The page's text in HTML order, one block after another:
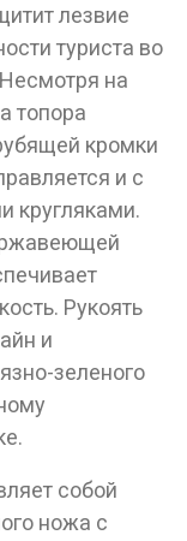
лезвие
туриста во
на
топора
кромки
и с
кругляками.
Рукоять
и
зеленого
собой
ножа с
лицам,
лет?